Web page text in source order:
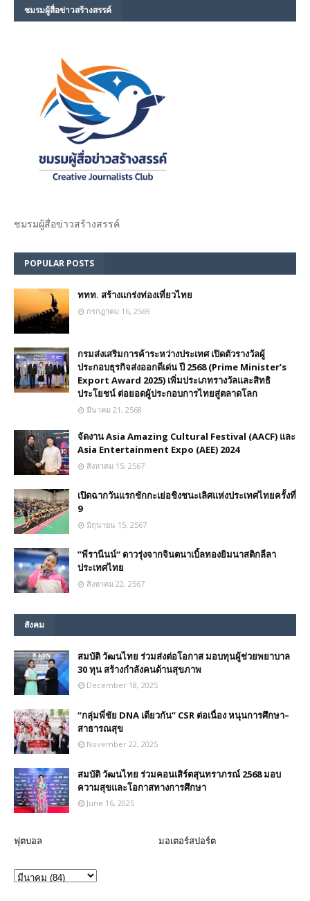
ชมรม​ผู้สื่อข่าวสร้างสรรค์​
ชมรม​ผู้สื่อข่าวสร้างสรรค์​
POPULAR POSTS
ททท. สร้างแกร่งท่องเที่ยวไทย
กรกฎาคม 16, 2569
กรมส่งเสริมการค้าระหว่างประเทศ เปิดตัวรางวัลผู้
ประกอบธุรกิจส่งออกดีเด่น ปี 2568 (Prime Minister’s
Export Award 2025) เพิ่มประเภทรางวัลและสิทธิ
ประโยชน์ ต่อยอดผู้ประกอบการไทยสู่ตลาดโลก
มีนาคม 21, 2568
จัดงาน Asia Amazing Cultural Festival (AACF) และ
Asia Entertainment Expo (AEE) 2024
สิงหาคม 15, 2567
เปิดฉากวันแรกชักกะเย่อชิงชนะเลิศแห่งประเทศไทยครั้งที่
9
มิถุนายน 15, 2567
”พีรานีนน์“​ ดาวรุ่งจากจินตนาเบิ้ลทองยิมนาสติกลีลา
ประเทศไทย
สิงหาคม 22, 2567
สังคม
สมบัติ วัฒนไทย ร่วมส่งต่อโอกาส มอบทุนผู้ช่วยพยาบาล
30 ทุน สร้างกำลังคนด้านสุขภาพ
December 18, 2025
“กลุ่มพี่ชัย DNA เดียวกัน” CSR ต่อเนื่อง หนุนการศึกษา–
สาธารณสุข
November 22, 2025
สมบัติ วัฒนไทย ร่วมคอนเสิร์ตสุนทราภรณ์ 2568 มอบ
ความสุขและโอกาสทางการศึกษา
June 16, 2025
ฟุตบอล มอเตอร์สปอร์ต